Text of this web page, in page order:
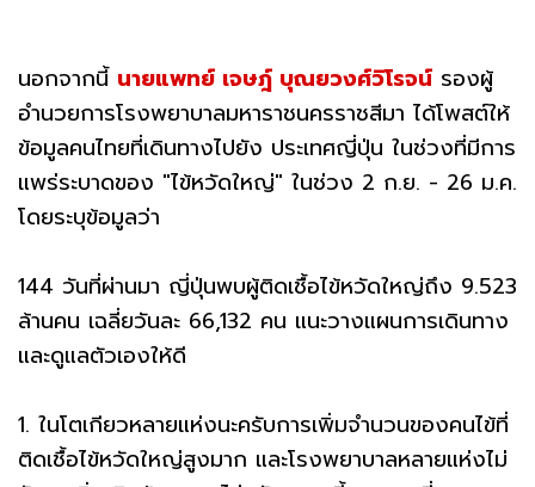
นอกจากนี้ นายแพทย์ เจษฎ์ บุณยวงศ์วิโรจน์ รองผู้
อำนวยการโรงพยาบาลมหาราชนครราชสีมา ได้โพสต์ให้
ข้อมูลคนไทยที่เดินทางไปยัง ประเทศญี่ปุ่น ในช่วงที่มีการ
แพร่ระบาดของ "ไข้หวัดใหญ่" ในช่วง 2 ก.ย. - 26 ม.ค.
โดยระบุข้อมูลว่า
144 วันที่ผ่านมา ญี่ปุ่นพบผู้ติดเชื้อไข้หวัดใหญ่ถึง 9.523
ล้านคน เฉลี่ยวันละ 66,132 คน แนะวางแผนการเดินทาง
และดูแลตัวเองให้ดี
1. ในโตเกียวหลายแห่งนะครับการเพิ่มจำนวนของคนไข้ที่
ติดเชื้อไข้หวัดใหญ่สูงมาก และโรงพยาบาลหลายแห่งไม่